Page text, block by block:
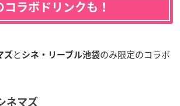
ラボドリンクも！
ズ と シネ・リーブル池袋のみ限定のコラボ
ネマズ